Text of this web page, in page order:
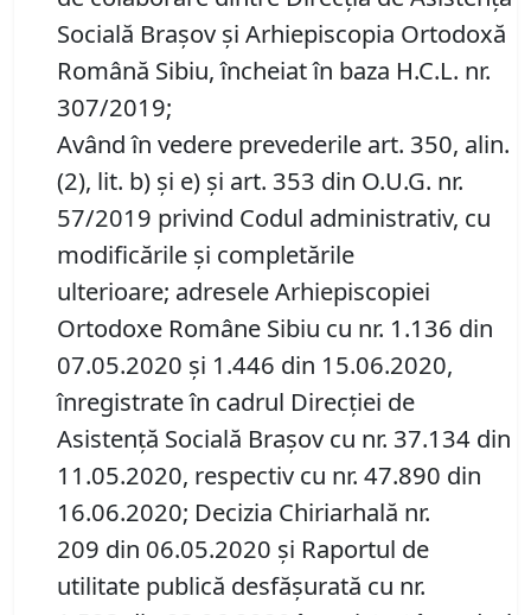
Socială Braşov şi Arhiepiscopia Ortodoxă
Română Sibiu, încheiat în baza H.C.L. nr.
307/2019;
Având în vedere prevederile art. 350, alin.
(2), lit. b) și e) și art. 353 din O.U.G. nr.
57/2019 privind Codul administrativ, cu
modificările și completările
ulterioare; adresele Arhiepiscopiei
Ortodoxe Române Sibiu cu nr. 1.136 din
07.05.2020 și 1.446 din 15.06.2020,
înregistrate în cadrul Direcției de
Asistență Socială Brașov cu nr. 37.134 din
11.05.2020, respectiv cu nr. 47.890 din
16.06.2020; Decizia Chiriarhală nr.
209 din 06.05.2020 și Raportul de
utilitate publică desfășurată cu nr.